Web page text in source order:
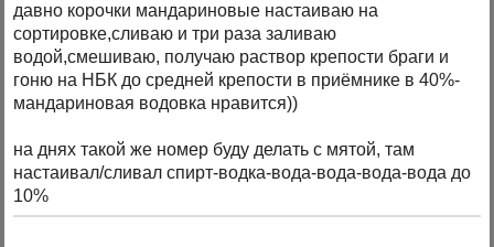
давно корочки мандариновые настаиваю на
сортировке,сливаю и три раза заливаю
водой,смешиваю, получаю раствор крепости браги и
гоню на НБК до средней крепости в приёмнике в 40%-
мандариновая водовка нравится))
на днях такой же номер буду делать с мятой, там
настаивал/сливал спирт-водка-вода-вода-вода-вода до
10%